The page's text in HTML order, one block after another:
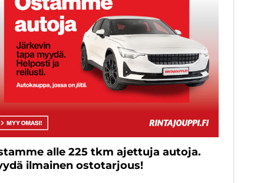
alle 225 tkm ajettuja autoja.
ilmainen ostotarjous!